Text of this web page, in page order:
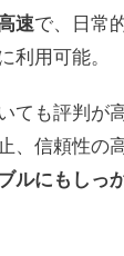
速で、日常
利用可能。
ても評判が高
、信頼性の
ルにもしっ